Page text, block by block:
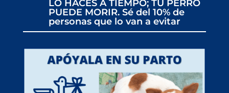
LO HACES A TIEMPO; TU PERRO
PUEDE MORIR. Sé del 10% de
personas que lo van a evitar